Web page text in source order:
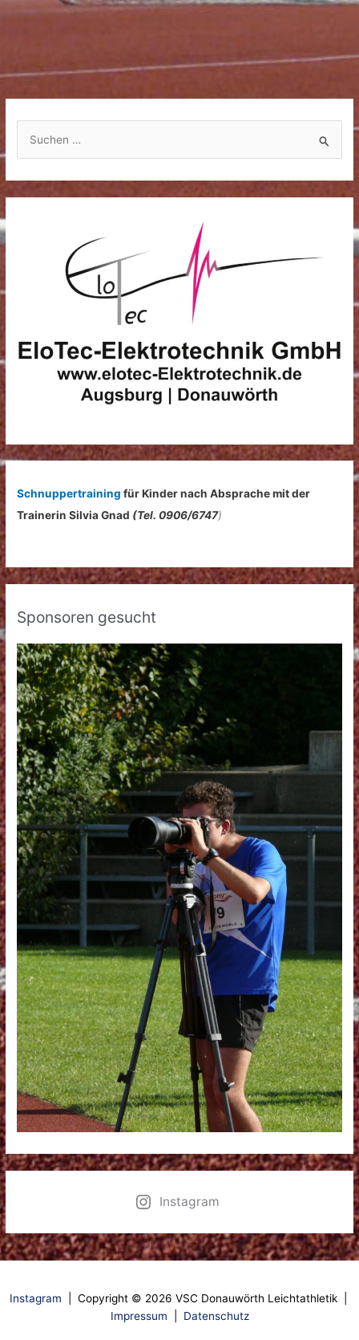
:
Schnuppertrainingfür Kinder nach Absprache mit der
Trainerin Silvia Gnad (Tel. 0906/6747)
Sponsoren gesucht
Instagram
Instagram | Copyright © 2026 VSC Donauwörth Leichtathletik |
Impressum
Datenschutz